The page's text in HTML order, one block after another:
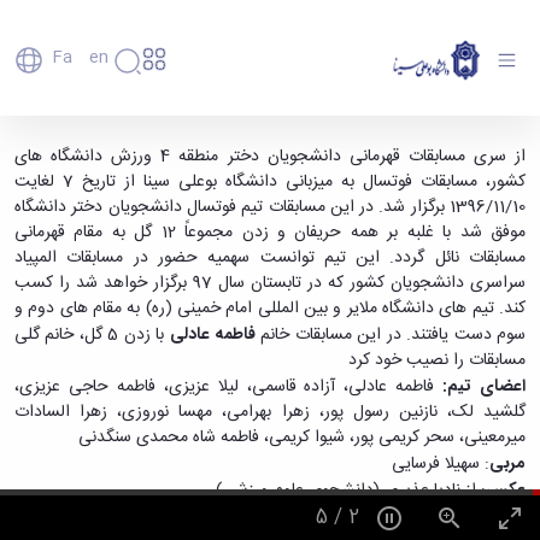
دانشگاه
تاریخچه
و
معرفی
برنامه
راهبردی
دانشگاه
نقشه
دانشگاه
سازمان
دانشگاه
معاونت
توسعه
مدیریت
و
پشتیبانی
اعضای
هیأت
علمی
کارکنان
دانشجویان
فارغ
التحصیلان
دانشکده‌ها
پردیس
اصلی
مهندسی
کشاورزی
شیمی
و
علوم
نفت
علوم
ارتباط
با ما
روابط
بین
الملل
(قدم
الآن)
Apply
Now
قهرمانی تیم فوتسال دانشجویان دختر - دانشگاه
بوعلی سینا همدان
از سری مسابقات قهرمانی دانشجویان دختر منطقه 4 ورزش دانشگاه های
کشور، مسابقات فوتسال به میزبانی دانشگاه بوعلی سینا از تاریخ 7 لغایت
1396/11/10 برگزار شد. در این مسابقات تیم فوتسال دانشجویان دختر دانشگاه
موفق شد با غلبه بر همه حریفان و زدن مجموعاً 12 گل به مقام قهرمانی
مسابقات نائل گردد. این تیم توانست سهمیه حضور در مسابقات المپیاد
سراسری دانشجویان کشور که در تابستان سال 97 برگزار خواهد شد را کسب
کند. تیم های دانشگاه ملایر و بین المللی امام خمینی (ره) به مقام های دوم و
سوم دست یافتند. در این مسابقات خانمفاطمه عادلی
با زدن 5 گل، خانم گلی
مسابقات را نصیب خود کرد
اعضای تیم: فاطمه عادلی، آزاده قاسمی، لیلا عزیزی، فاطمه حاجی عزیزی،
گلشید لک، نازنین رسول پور، زهرا بهرامی، مهسا نوروزی، زهرا السادات
میرمعینی، سحر کریمی پور، شیوا کریمی، فاطمه شاه محمدی سنگدنی
مربی: سهیلا فرسایی
عکس: از نادیا عذیری (دانشجوی علوم ورزشی)
2
/
5